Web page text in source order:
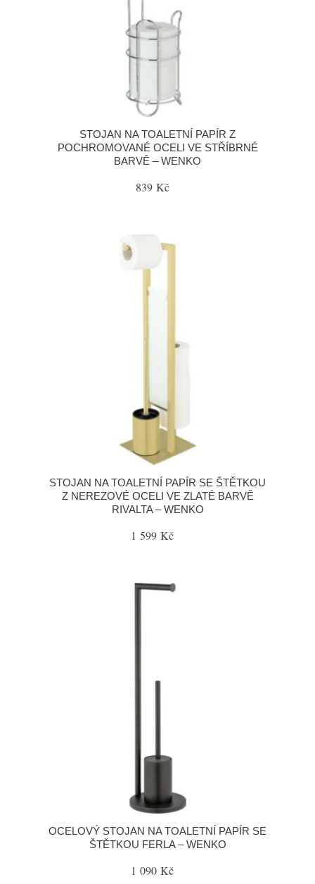
STOJAN NA TOALETNÍ PAPÍR Z
POCHROMOVANÉ OCELI VE STŘÍBRNÉ
BARVĚ – WENKO
839 Kč
STOJAN NA TOALETNÍ PAPÍR SE ŠTĚTKOU
Z NEREZOVÉ OCELI VE ZLATÉ BARVĚ
RIVALTA – WENKO
1 599 Kč
OCELOVÝ STOJAN NA TOALETNÍ PAPÍR SE
ŠTĚTKOU FERLA – WENKO
1 090 Kč